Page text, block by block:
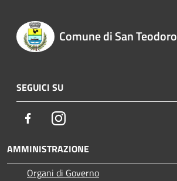
Comune di San Teodoro
SEGUICI SU
FacebookInstagram
AMMINISTRAZIONE
Organi di Governo